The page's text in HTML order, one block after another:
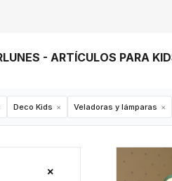
- ARTÍCULOS PARA
Deco Kids Veladoras y lámparas